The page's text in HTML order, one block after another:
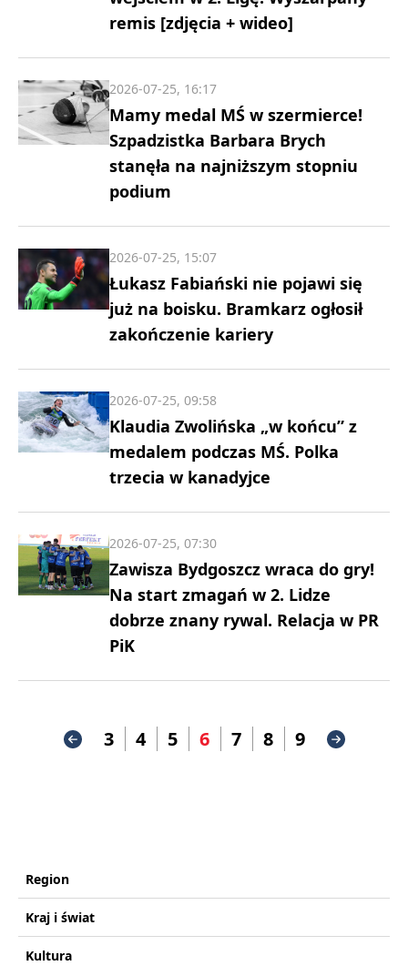
remis [zdjęcia + wideo]
Mamy medal MŚ w szermierce!
Szpadzistka Barbara Brych
stanęła na najniższym stopniu
podium
2026-07-25, 16:17
Łukasz Fabiański nie pojawi się
już na boisku. Bramkarz ogłosił
zakończenie kariery
2026-07-25, 15:07
Klaudia Zwolińska „w końcu” z
medalem podczas MŚ. Polka
trzecia w kanadyjce
2026-07-25, 09:58
Zawisza Bydgoszcz wraca do gry!
Na start zmagań w 2. Lidze
dobrze znany rywal. Relacja w PR
PiK
2026-07-25, 07:30
3 4 5 6 7 8 9
Region
Kraj i świat
Kultura